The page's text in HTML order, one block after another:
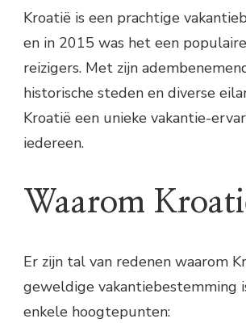
Kroatië is een prachtige
en in 2015 was het een
reizigers. Met zijn
historische steden en diverse
Kroatië een unieke vakantie-
iedereen.
Waarom
Er zijn tal van redenen waarom
geweldige vakantiebestemming
enkele hoogtepunten: